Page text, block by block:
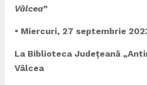
Vâlcea”
• Miercuri, 27 septembrie
La Biblioteca Județeană
Vâlcea